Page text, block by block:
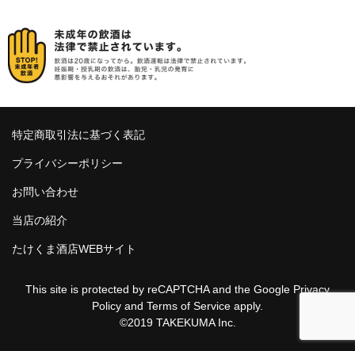
特定商取引法に基づく表記
プライバシーポリシー
お問い合わせ
当店の紹介
たけくま酒店WEBサイト
This site is protected by reCAPTCHA and the Google Privacy
Policy and Terms of Service apply.
©2019 TAKEKUMA Inc.